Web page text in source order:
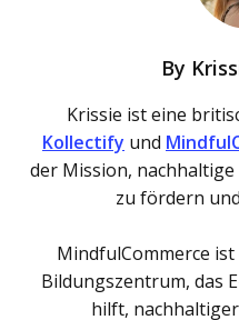
By
Krissie ist eine
Kollectify und
der Mission,
zu fördern
MindfulCommerce
Bildungszentrum, das
hilft,